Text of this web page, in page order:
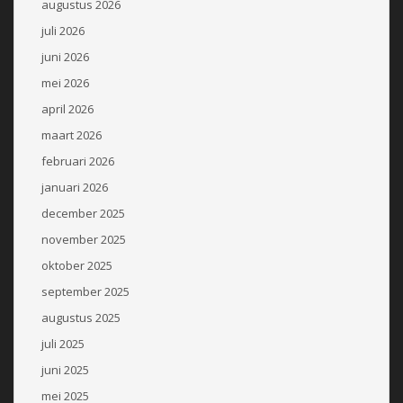
augustus 2026
juli 2026
juni 2026
mei 2026
april 2026
maart 2026
februari 2026
januari 2026
december 2025
november 2025
oktober 2025
september 2025
augustus 2025
juli 2025
juni 2025
mei 2025